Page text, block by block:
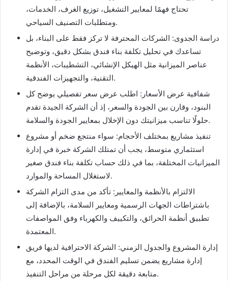
تحتاج فهمًا لمعايير التشغيل، توزيع الغرف، الخدمات،
ومتطلبات التصنيف السياحي.
دراسة الجدوى: الشركات المحترفة لا تركز فقط على البناء، بل
تساعدك في تحليل تكلفة بناء فندق بشكل دقيق، وتوضيح
عناصر الميزانية مثل الهيكل الإنشائي، التشطيبات، الأنظمة
التقنية، والتجهيزات الفندقية.
شفافية عرض الأسعار: اطلب عرض سعر تفصيلي يوضح كل
البنود، وقارن بين الجودة والسعر، إذ أن الشركة الجيدة تقدم
حلولًا تناسب ميزانيتك دون الإخلال بمعايير الجودة والسلامة.
تنفيذ مشاريع بمختلف الأحجام: سواء منتجع ضخم أو مشروع
استثماري متوسط، يجب أن تمتلك الشركة خبرة في إدارة
الميزانيات المختلفة، بما في ذلك حساب تكلفة بناء فندق صغير
لاستغلال المساحة والموارد.
الالتزام بالأنظمة والمعايير: تأكد من مدى التزام الشركة
باشتراطات الجهات الرسمية ومعايير السلامة، بالإضافة إلى
تطبيق أنظمة الحرائق، والتكييف والكهرباء وفق المواصفات
المعتمدة.
إدارة المشروع والجدول الزمني: الشركة الاحترافية لديها فريق
إدارة مشاريع يضمن تسليم الفندق في الوقت المحدد، مع
متابعة دقيقة لكل مرحلة من مراحل التنفيذ.